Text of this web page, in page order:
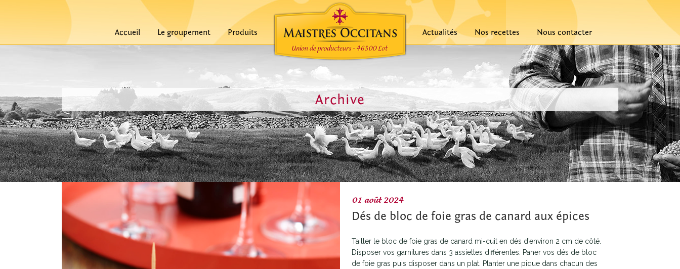
Accueil Le groupement Produits Actualités Nos recettes Nous contacter
Archive
01 août 2024
Dés de bloc de foie gras de canard aux épices
Tailler le bloc de foie gras de canard mi-cuit en dés d’environ 2 cm de côté.
Disposer vos garnitures dans 3 assiettes différentes. Paner vos dés de bloc
de foie gras puis disposer dans un plat. Planter une pique dans chacun des